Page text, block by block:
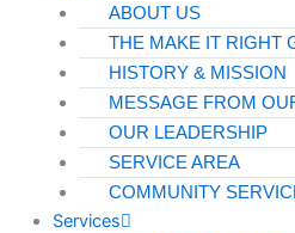
ABOUT US
THE MAKE IT RIGHT
HISTORY & MISSION
MESSAGE FROM
OUR LEADERSHIP
SERVICE AREA
COMMUNITY
Services